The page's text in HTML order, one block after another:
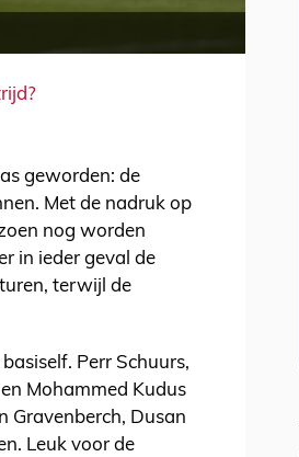
geworden: de
Met de nadruk op
nog worden
in ieder geval de
terwijl de
Perr Schuurs,
Mohammed Kudus
Gravenberch, Dusan
Leuk voor de